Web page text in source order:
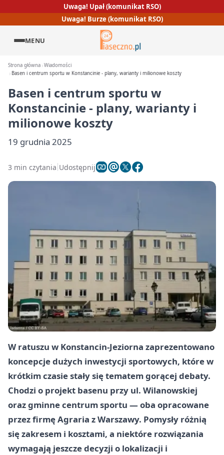
Uwaga! Upał (komunikat RSO)
Uwaga! Burze (komunikat RSO)
MENU
Strona główna Wiadomości
Basen i centrum sportu w Konstancinie - plany, warianty i milionowe koszty
Basen i centrum sportu w
Konstancinie - plany, warianty i
milionowe koszty
19 grudnia 2025
3 min czytania Udostępnij
W ratuszu w Konstancin-Jeziorna zaprezentowano
koncepcje dużych inwestycji sportowych, które w
krótkim czasie stały się tematem gorącej debaty.
Chodzi o projekt basenu przy ul. Wilanowskiej
oraz gminne centrum sportu — oba opracowane
przez firmęAgraria z Warszawy. Pomysły różnią
się zakresem i kosztami, a niektóre rozwiązania
wymagają jeszcze decyzji o lokalizacji i